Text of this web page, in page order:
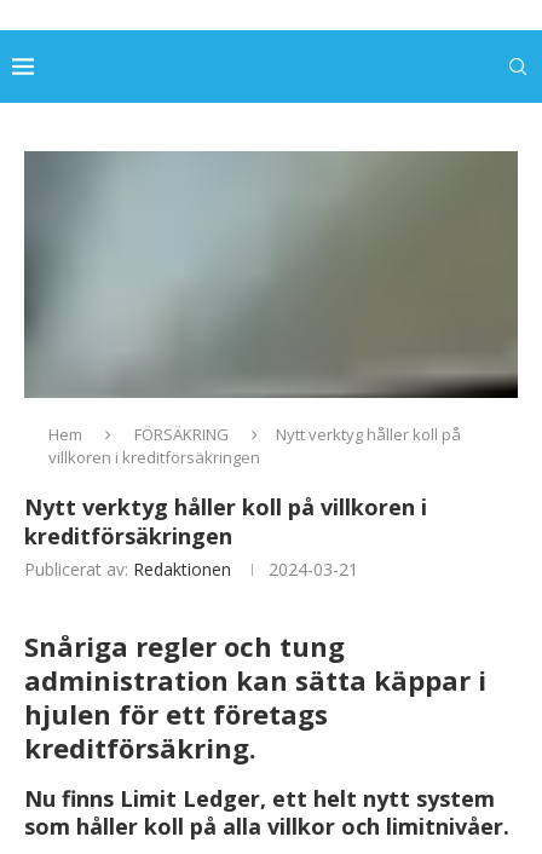
Hem FÖRSÄKRING
Nytt verktyg håller koll på
villkoren i kreditförsäkringen
Nytt verktyg håller koll på villkoren i
kreditförsäkringen
Publicerat av: Redaktionen 2024-03-21
Snåriga regler och tung
administration kan sätta käppar i
hjulen för ett företags
kreditförsäkring.
Nu finns Limit Ledger, ett helt nytt system
som håller koll på alla villkor och limitnivåer.